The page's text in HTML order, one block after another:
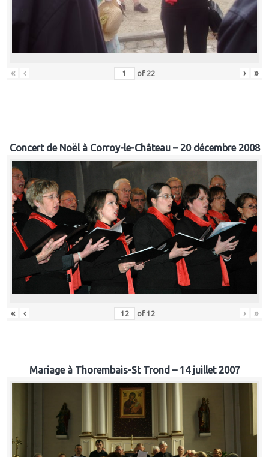
« ‹ of 22 › »
Concert de Noël à Corroy-le-Château – 20 décembre 2008
« ‹ of 12 › »
Mariage à Thorembais-St Trond – 14 juillet 2007